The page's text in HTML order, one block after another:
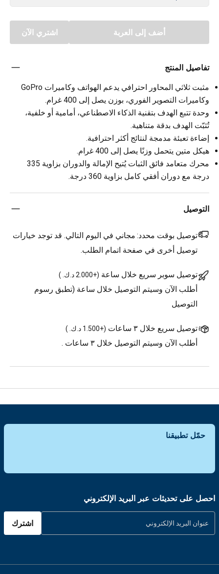
أضف إلى العربة اشتري الآن
تفاصيل المنتج
مثبت ثلاثي المحاور احترافي يدعم الهواتف وكاميرات GoPro
وكاميرات التصوير الفوري، بوزن يصل إلى 400 غرام.
وحدة تتبع الهدف بتقنية الذكاء الاصطناعي، أمامية أو خلفية،
تُثبّت الهدف بدقة متناهية.
إضاءة تعبئة مدمجة لنتائج أكثر احترافية.
هيكل متين يتحمل وزنًا يصل إلى 400 غرام.
محرك متعامد فائق الثبات يُتيح الإمالة والدوران بزاوية 335
درجة مع دوران أفقي كامل بزاوية 360 درجة.
التوصيل
توصيل بوقت محدد: مجاني في اليوم التالي. قد توجد خيارات
توصيل أخرى في صفحة اتمام الطلب.
توصيل سوبر سريع خلال ساعة (+2.000 د.ك. )
أطلب الآن وسيتم التوصيل خلال ساعة (تطبق رسوم
التوصيل
توصيل سريع خلال ٣ ساعات (+1.500 د.ك. )
أطلب الآن وسيتم التوصيل خلال ٣ ساعات .
حمّل تطبيقنا
احصل على تحديثات عبر البريد الإلكتروني
اشترك